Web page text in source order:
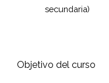
secundaria)
Objetivo del curso